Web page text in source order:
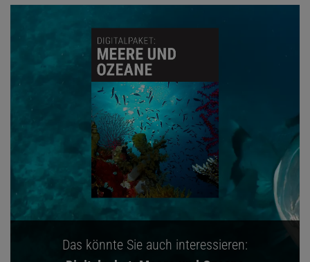
Das könnte Sie auch interessieren: